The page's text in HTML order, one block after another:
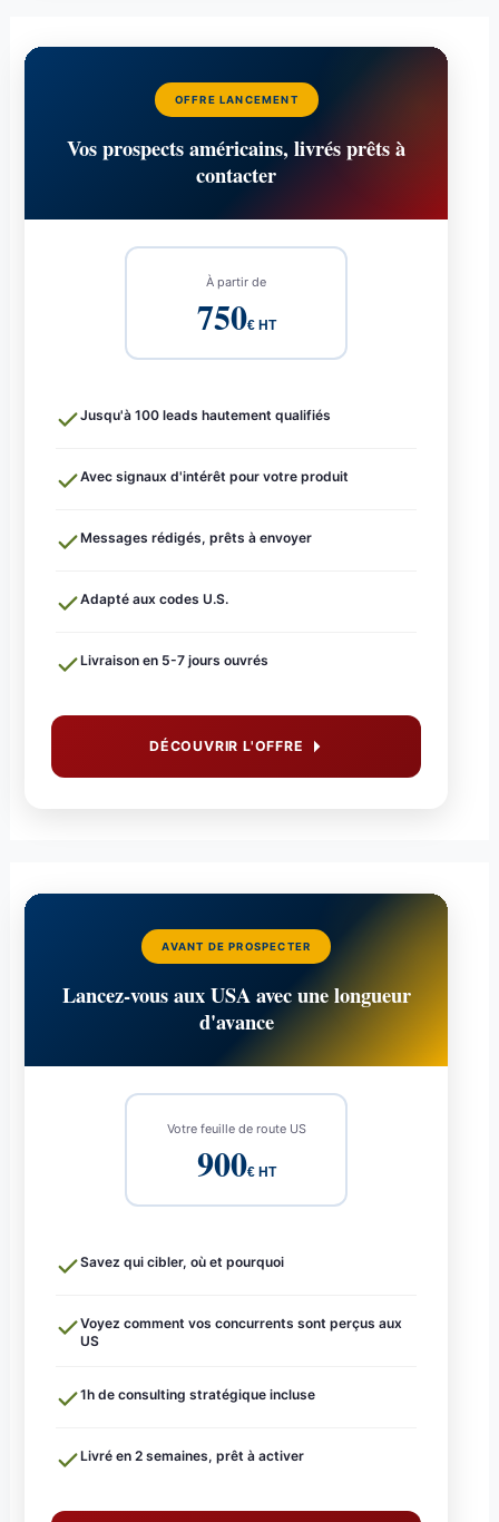
OFFRE LANCEMENT
Vos prospects américains, livrés prêts à
contacter
À partir de
750€ HT
Jusqu'à 100 leads hautement qualifiés
Avec signaux d'intérêt pour votre produit
Messages rédigés, prêts à envoyer
Adapté aux codes U.S.
Livraison en 5-7 jours ouvrés
DÉCOUVRIR L'OFFRE
AVANT DE PROSPECTER
Lancez-vous aux USA avec une longueur
d'avance
Votre feuille de route US
900€ HT
Savez qui cibler, où et pourquoi
Voyez comment vos concurrents sont perçus aux
US
1h de consulting stratégique incluse
Livré en 2 semaines, prêt à activer